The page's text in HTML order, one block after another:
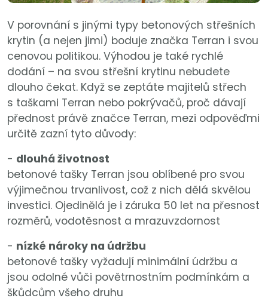
V porovnání s jinými typy betonových střešních
krytin (a nejen jimi) boduje značka Terran i svou
cenovou politikou. Výhodou je také rychlé
dodání – na svou střešní krytinu nebudete
dlouho čekat. Když se zeptáte majitelů střech
s taškami Terran nebo pokrývačů, proč dávají
přednost právě značce Terran, mezi odpověďmi
určitě zazní tyto důvody:
- dlouhá životnost
betonové tašky Terran jsou oblíbené pro svou
výjimečnou trvanlivost, což z nich dělá skvělou
investici. Ojedinělá je i záruka 50 let na přesnost
rozměrů, vodotěsnost a mrazuvzdornost
- nízké nároky na údržbu
betonové tašky vyžadují minimální údržbu a
jsou odolné vůči povětrnostním podmínkám a
škůdcům všeho druhu